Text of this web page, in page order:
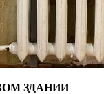
ЗДАНИИ